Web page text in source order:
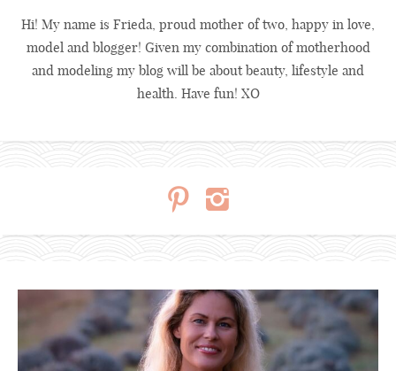
Hi! My name is Frieda, proud mother of two, happy in love,
model and blogger! Given my combination of motherhood
and modeling my blog will be about beauty, lifestyle and
health. Have fun! XO